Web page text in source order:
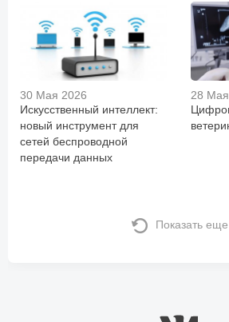
30 Мая 2026
Искусственный интеллект:
новый инструмент для
сетей беспроводной
передачи данных
28
Показать еще